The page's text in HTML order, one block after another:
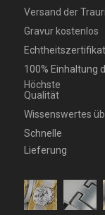
Versand der
Gravur kostenlos
Echtheitszertifikat
100% Einhaltung
Höchste
Qualität
Wissenswertes
Schnelle
Lieferung